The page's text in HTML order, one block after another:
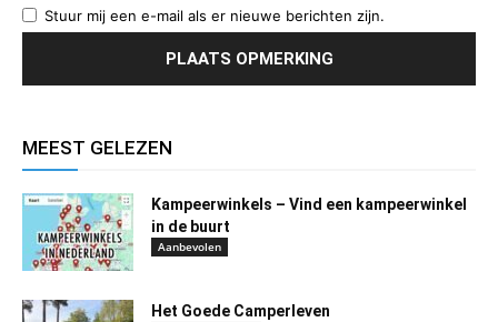
Stuur mij een e-mail als er nieuwe berichten zijn.
MEEST GELEZEN
Kampeerwinkels – Vind een kampeerwinkel
in de buurt
Aanbevolen
Het Goede Camperleven